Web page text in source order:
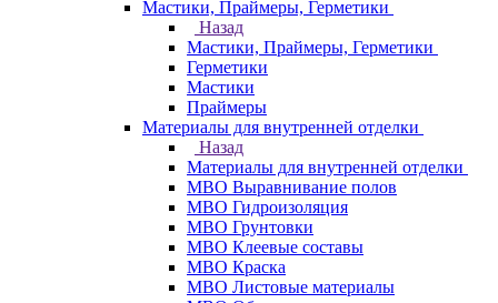
Мастики, Праймеры, Герметики
Назад
Мастики, Праймеры, Герметики
Герметики
Мастики
Праймеры
Материалы для внутренней отделки
Назад
Материалы для внутренней отделки
МВО Выравнивание полов
МВО Гидроизоляция
МВО Грунтовки
МВО Клеевые составы
МВО Краска
МВО Листовые материалы